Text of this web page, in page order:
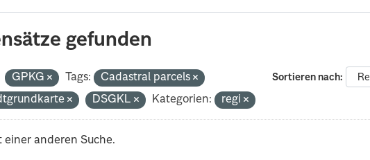
gefunden
Sortieren nach
GPKG Tags:
Cadastral parcels
DSGKL Kategorien: regi
einer anderen Suche.